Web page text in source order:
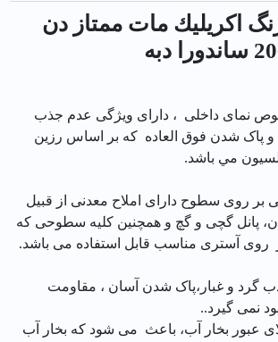
اكريليك مات ممتاز دن
نمای داخلی ، دارای ویژگی عدم جذب
و پاک شدن فوق العاده كه بر اساس رزين
مي باشد.
بر روی سطوح دارای املاح معدنی از قبیل
پانل گچی و گچ و همچنین کلیه سطوحی که
روی آستری مناسب قابل استفاده می باشد.
گرد و غبار،پاک شدن آسان ، مقاومت
نمی گیرد..
عبور بخار آب، باعث می شود که بخار آب